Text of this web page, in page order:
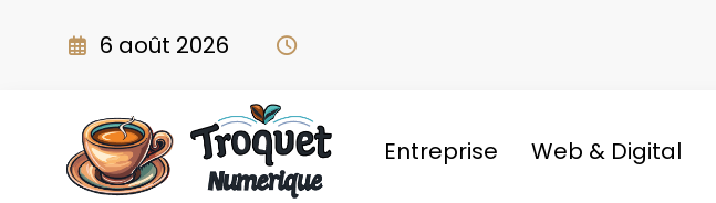
6 août 2026
Entreprise Web & Digital